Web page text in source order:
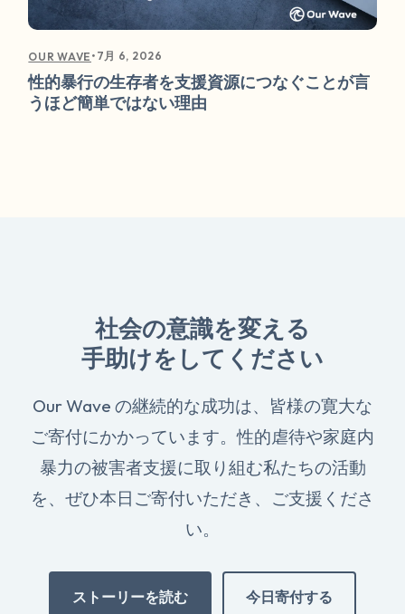
OUR WAVE • 7月 6, 2026
性的暴行の生存者を支援資源につなぐことが言
うほど簡単ではない理由
社会の意識を変える
手助けをしてください
Our Wave の継続的な成功は、皆様の寛大な
ご寄付にかかっています。性的虐待や家庭内
暴力の被害者支援に取り組む私たちの活動
を、ぜひ本日ご寄付いただき、ご支援くださ
い。
ストーリーを読む 今日寄付する